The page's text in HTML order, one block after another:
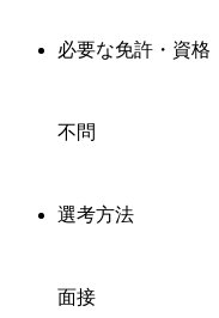
必要な免許・資格
不問
選考方法
面接